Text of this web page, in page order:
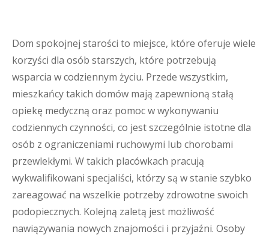
Dom spokojnej starości to miejsce, które oferuje wiele
korzyści dla osób starszych, które potrzebują
wsparcia w codziennym życiu. Przede wszystkim,
mieszkańcy takich domów mają zapewnioną stałą
opiekę medyczną oraz pomoc w wykonywaniu
codziennych czynności, co jest szczególnie istotne dla
osób z ograniczeniami ruchowymi lub chorobami
przewlekłymi. W takich placówkach pracują
wykwalifikowani specjaliści, którzy są w stanie szybko
zareagować na wszelkie potrzeby zdrowotne swoich
podopiecznych. Kolejną zaletą jest możliwość
nawiązywania nowych znajomości i przyjaźni. Osoby